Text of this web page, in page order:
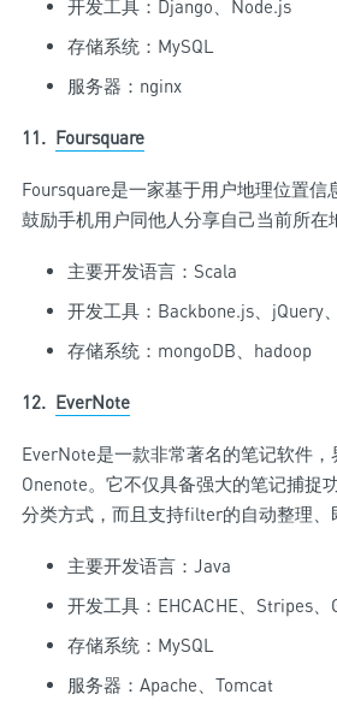
开发工具：Django、Node.js
存储系统：MySQL
服务器：nginx
11. Foursquare
Foursquare是一家基于用户地理位置信
鼓励手机用户同他人分享自己当前所在
主要开发语言：Scala
开发工具：Backbone.js、jQuery
存储系统：mongoDB、hadoop
12. EverNote
EverNote是一款非常著名的笔记软件
Onenote。它不仅具备强大的笔记捕捉
分类方式，而且支持filter的自动整理、
主要开发语言：Java
开发工具：EHCACHE、Stripes、
存储系统：MySQL
服务器：Apache、Tomcat